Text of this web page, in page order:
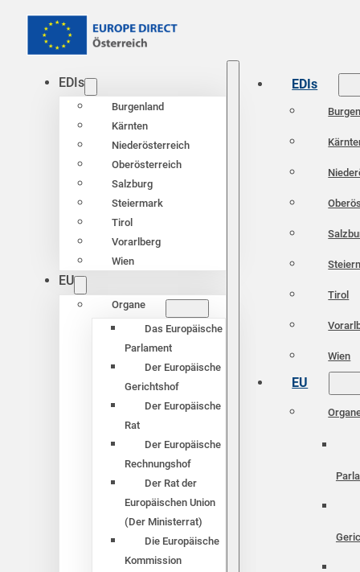
EDIs
Burgenland
Kärnten
Niederösterreich
Oberösterreich
Salzburg
Steiermark
Tirol
Vorarlberg
Wien
EU
Organe
Das Europäische
Parlament
Der Europäische
Gerichtshof
Der Europäische
Rat
Der Europäische
Rechnungshof
Der Rat der
Europäischen Union
(Der Ministerrat)
Die Europäische
Kommission
EDIs
Tirol
Wien
EU